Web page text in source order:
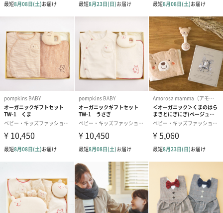
小さな水玉の中にさりげなくあしらった星は、そんな想いをのせ
た「angerolux（アンジェロラックス）」オリジナルのガーゼ生地
です。
デザインから色選びまで試行錯誤を重ねて完成しました。
木の優しい音色を奏でるラトル
赤ちゃんの手で握りやすい形のラトルです。はじめは親御さんが
鳴らして音を聞かせてあげましょう。「動かすと音が鳴る」動作
で好奇心や探求心を育みます。